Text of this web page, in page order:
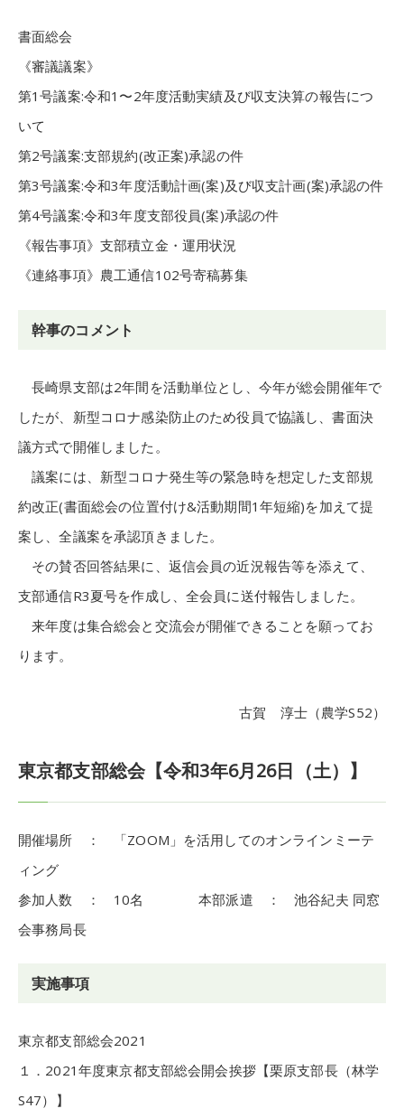
書面総会
《審議議案》
第1号議案:令和1〜2年度活動実績及び収支決算の報告につ
いて
第2号議案:支部規約(改正案)承認の件
第3号議案:令和3年度活動計画(案)及び収支計画(案)承認の件
第4号議案:令和3年度支部役員(案)承認の件
《報告事項》支部積立金・運用状況
《連絡事項》農工通信102号寄稿募集
幹事のコメント
長崎県支部は2年間を活動単位とし、今年が総会開催年で
したが、新型コロナ感染防止のため役員で協議し、書面決
議方式で開催しました。
議案には、新型コロナ発生等の緊急時を想定した支部規
約改正(書面総会の位置付け&活動期間1年短縮)を加えて提
案し、全議案を承認頂きました。
その賛否回答結果に、返信会員の近況報告等を添えて、
支部通信R3夏号を作成し、全会員に送付報告しました。
来年度は集合総会と交流会が開催できることを願ってお
ります。
古賀 淳士（農学S52）
東京都支部総会【令和3年6月26日（土）】
開催場所 ： 「ZOOM」を活用してのオンラインミーテ
ィング
参加人数 ： 10名 本部派遣 ： 池谷紀夫 同窓
会事務局長
実施事項
東京都支部総会2021
１．2021年度東京都支部総会開会挨拶【栗原支部長（林学
S47）】